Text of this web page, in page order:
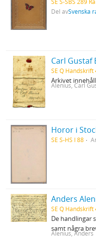
Del avSvenska
Carl Gustaf
SE Q Handskrift
Arkivet
Alenius, Carl
Horor i
SE S-HS I 88
Anders
SE Q Handskrift
De handlingar
samt några
Alenius, Anders